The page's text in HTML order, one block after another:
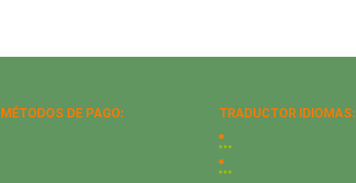
MÉTODOS DE PAGO: TRADUCTOR IDIOMAS: